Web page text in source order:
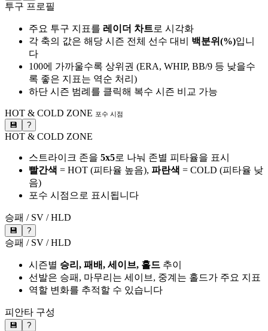
투구 프로필
주요 투구 지표를 레이더 차트로 시각화
각 축의 값은 해당 시즌 전체 선수 대비 백분위(%)입니
다
100에 가까울수록 상위권 (ERA, WHIP, BB/9 등 낮을수
록 좋은 지표는 역순 처리)
하단 시즌 범례를 클릭해 복수 시즌 비교 가능
HOT & COLD ZONE 포수 시점
💾 ?
HOT & COLD ZONE
스트라이크 존을 5x5로 나눠 존별 피타율을 표시
빨간색 = HOT (피타율 높음), 파란색 = COLD (피타율 낮
음)
포수 시점으로 표시됩니다
승패 / SV / HLD
💾 ?
승패 / SV / HLD
시즌별 승리, 패배, 세이브, 홀드 추이
선발은 승패, 마무리는 세이브, 중계는 홀드가 주요 지표
역할 변화를 추적할 수 있습니다
피안타 구성
💾 ?